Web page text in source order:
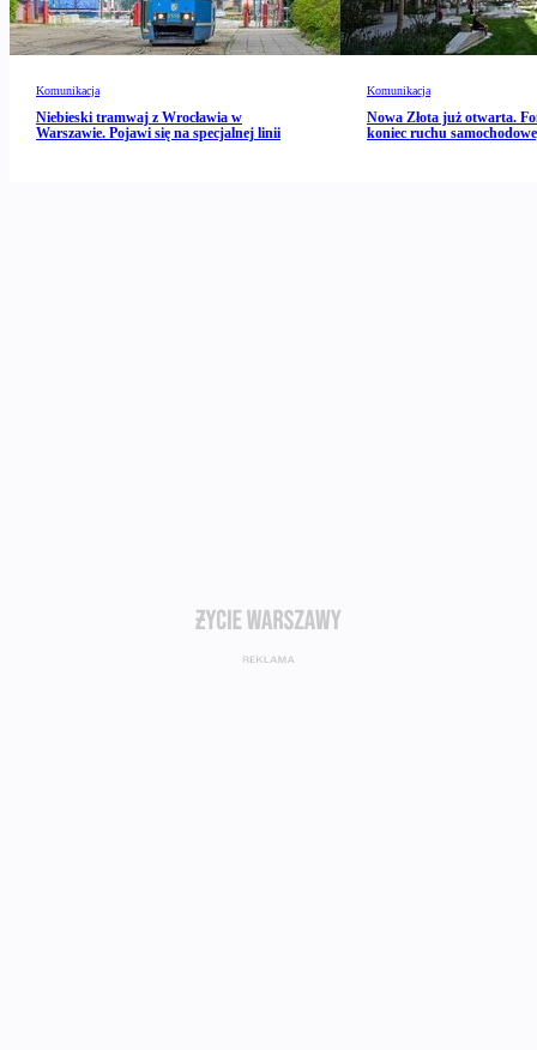
Komunikacja
Niebieski tramwaj z Wrocławia w
Warszawie. Pojawi się na specjalnej linii
Komunikacja
Nowa Złota już otwarta.
koniec ruchu